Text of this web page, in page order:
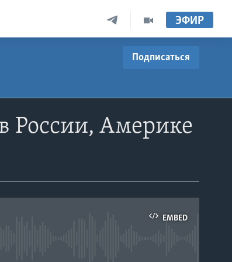
ЭФИР
Подписаться
России, Америке
EMBED